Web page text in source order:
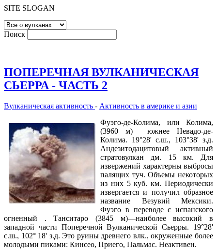
SITE SLOGAN
Поиск
ПОПЕРЕЧНАЯ ВУЛКАНИЧЕСКАЯ
СЬЕРРА - ЧАСТЬ 2
Вулканическая активность - Активность в америке и азии
Фуэго-де-Колима, или Колима,
(3960 м) —южнее Невадо-де-
Колима. 19°28' с.ш., 103°38' з.д.
Андезитодацитовый активный
стратовулкан дм. 15 км. Для
извержений характерны выбросы
палящих туч. Объемы некоторых
из них 5 куб. км. Периодически
извергается и получил образное
название Везувий Мексики.
Фуэго в переводе с испанского
огненный . Танситаро (3845 м)—наиболее высокий в
западной части Поперечной Вулканической Сьерры. 19°28'
с.ш., 102° 18' з.д. Это руины древнего влк., окруженные более
молодыми пиками: Кинсео, Приего, Пальмас. Неактивен.